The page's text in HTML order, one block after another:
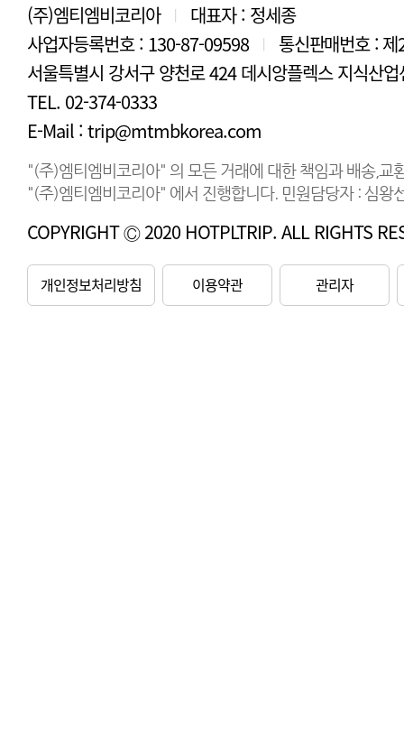
(주)엠티엠비코리아 |
대표자 : 정세종
사업자등록번호 : 130-87-09598
|
통신판매번호 :
서울특별시 강서구 양천로 424 데시앙플렉스 지식산
TEL. 02-374-0333
E-Mail : trip@mtmbkorea.com
"(주)엠티엠비코리아" 의 모든 거래에 대한 책임과 배송,교
"(주)엠티엠비코리아" 에서 진행합니다. 민원담당자 : 심
COPYRIGHT Ⓒ 2020 HOTPLTRIP. ALL RIGHTS
개인정보처리방침 이용약관 관리자